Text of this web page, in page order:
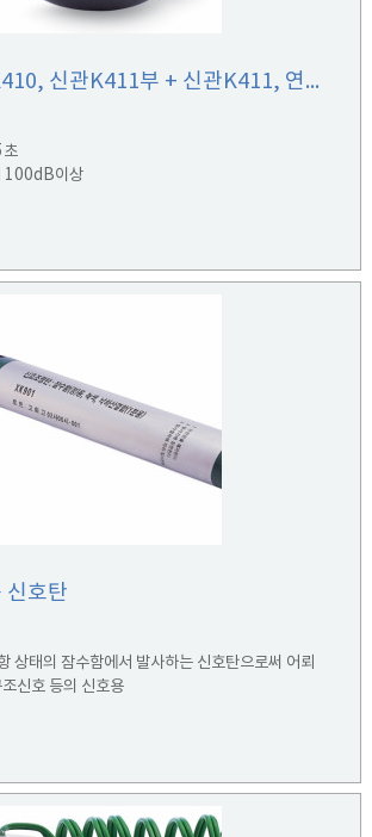
연습수류탄K410, 신관K411부 + 신관K411, 연습수류탄K410용 + 몸통K412, 연습수류탄K410용
초
100dB이상
신호탄
상태의 잠수함에서 발사하는 신호탄으로써 어뢰
신호 등의 신호용